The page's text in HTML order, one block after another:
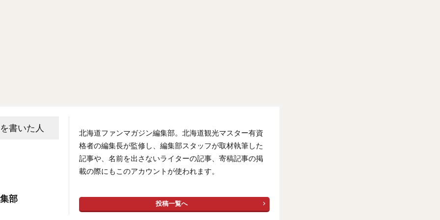
書いた人
部
北海道ファンマガジン編集部。北海道観光マスター有資
格者の編集長が監修し、編集部スタッフが取材執筆した
記事や、名前を出さないライターの記事、寄稿記事の掲
載の際にもこのアカウントが使われます。
投稿一覧へ